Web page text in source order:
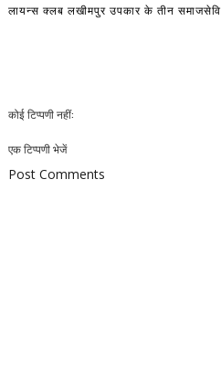
लायन्स क्लब लखीमपुर उपकार के तीन
कोई टिप्पणी नहीं:
एक टिप्पणी भेजें
Post Comments